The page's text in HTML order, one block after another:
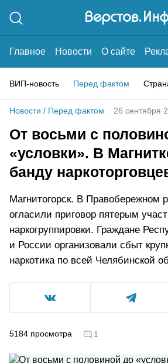
Главное Новости О сайте
ВИП-новость Перед фактом
Новости / Перед фактом 26 сентября
От восьми с
«условки». В
банду
Магнитогорск. В Правобережном
огласили приговор пятерым
наркогруппировки. Граждане
и России организовали сбыт
наркотика по всей Челябинской
5184 просмотра 1